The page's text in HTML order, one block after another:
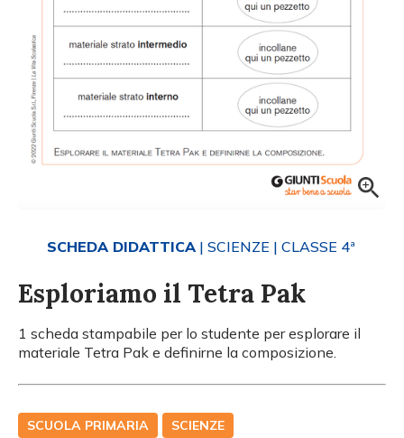
SCHEDA DIDATTICA | SCIENZE | CLASSE 4ª
Esploriamo il Tetra Pak
1 scheda stampabile per lo studente per esplorare il
materiale Tetra Pak e definirne la composizione.
SCUOLA PRIMARIA SCIENZE